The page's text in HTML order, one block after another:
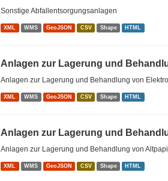
Sonstige Abfallentsorgungsanlagen
XML WMS GeoJSON CSV Shape HTML
Anlagen zur Lagerung und
Anlagen zur Lagerung und Behandlung von
XML WMS GeoJSON CSV Shape HTML
Anlagen zur Lagerung und
Anlagen zur Lagerung und Behandlung von
XML WMS GeoJSON CSV Shape HTML